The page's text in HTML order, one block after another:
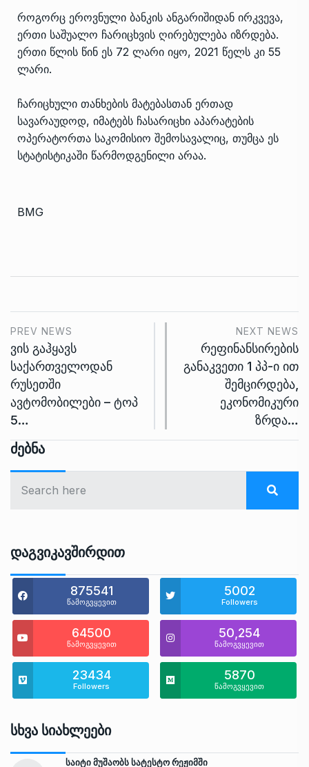
როგორც ეროვნული ბანკის ანგარიშიდან ირკვევა,
ერთი საშუალო ჩარიცხვის ღირებულება იზრდება.
ერთი წლის წინ ეს 72 ლარი იყო, 2021 წელს კი 55
ლარი.
ჩარიცხული თანხების მატებასთან ერთად
სავარაუდოდ, იმატებს ჩასარიცხი აპარატების
ოპერატორთა საკომისიო შემოსავალიც, თუმცა ეს
სტატისტიკაში წარმოდგენილი არაა.
BMG
PREV NEWS
ვის გაჰყავს
საქართველოდან
რუსეთში
ავტომობილები – ტოპ
5…
NEXT NEWS
რეფინანსირების
განაკვეთი 1 პპ-ი ით
შემცირდება,
ეკონომიკური
ზრდა…
Ძებნა
Დაგვიკავშირდით
875541
წამოგვყევით
5002
Followers
64500
წამოგვყევით
50,254
წამოგვყევით
23434
Followers
5870
წამოგვყევით
Სხვა Სიახლეები
საიტი მუშაობს სატესტო რეჟიმში